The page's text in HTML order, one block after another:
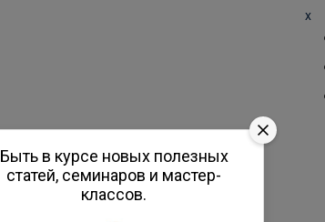
x
Быть в курсе новых полезных
статей, семинаров и мастер-
классов.